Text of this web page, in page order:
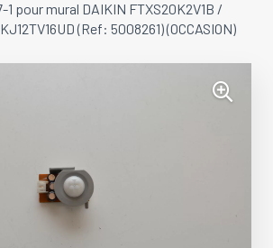
1 pour mural DAIKIN FTXS20K2V1B /
(Ref: 5008261) (OCCASION)